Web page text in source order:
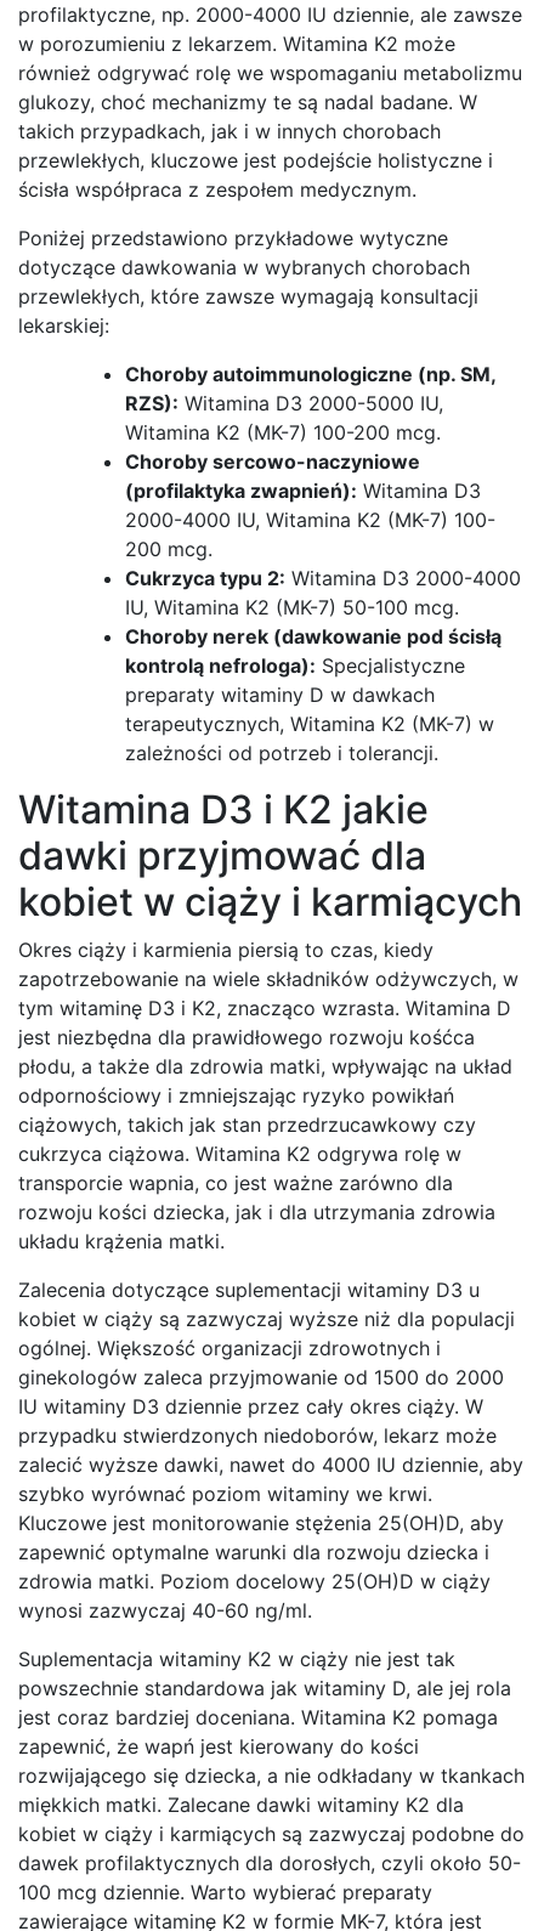
profilaktyczne, np. 2000-4000 IU dziennie, ale zawsze
w porozumieniu z lekarzem. Witamina K2 może
również odgrywać rolę we wspomaganiu metabolizmu
glukozy, choć mechanizmy te są nadal badane. W
takich przypadkach, jak i w innych chorobach
przewlekłych, kluczowe jest podejście holistyczne i
ścisła współpraca z zespołem medycznym.
Poniżej przedstawiono przykładowe wytyczne
dotyczące dawkowania w wybranych chorobach
przewlekłych, które zawsze wymagają konsultacji
lekarskiej:
Choroby autoimmunologiczne (np. SM,
RZS): Witamina D3 2000-5000 IU,
Witamina K2 (MK-7) 100-200 mcg.
Choroby sercowo-naczyniowe
(profilaktyka zwapnień): Witamina D3
2000-4000 IU, Witamina K2 (MK-7) 100-
200 mcg.
Cukrzyca typu 2: Witamina D3 2000-4000
IU, Witamina K2 (MK-7) 50-100 mcg.
Choroby nerek (dawkowanie pod ścisłą
kontrolą nefrologa): Specjalistyczne
preparaty witaminy D w dawkach
terapeutycznych, Witamina K2 (MK-7) w
zależności od potrzeb i tolerancji.
Witamina D3 i K2 jakie
dawki przyjmować dla
kobiet w ciąży i karmiących
Okres ciąży i karmienia piersią to czas, kiedy
zapotrzebowanie na wiele składników odżywczych, w
tym witaminę D3 i K2, znacząco wzrasta. Witamina D
jest niezbędna dla prawidłowego rozwoju kośćca
płodu, a także dla zdrowia matki, wpływając na układ
odpornościowy i zmniejszając ryzyko powikłań
ciążowych, takich jak stan przedrzucawkowy czy
cukrzyca ciążowa. Witamina K2 odgrywa rolę w
transporcie wapnia, co jest ważne zarówno dla
rozwoju kości dziecka, jak i dla utrzymania zdrowia
układu krążenia matki.
Zalecenia dotyczące suplementacji witaminy D3 u
kobiet w ciąży są zazwyczaj wyższe niż dla populacji
ogólnej. Większość organizacji zdrowotnych i
ginekologów zaleca przyjmowanie od 1500 do 2000
IU witaminy D3 dziennie przez cały okres ciąży. W
przypadku stwierdzonych niedoborów, lekarz może
zalecić wyższe dawki, nawet do 4000 IU dziennie, aby
szybko wyrównać poziom witaminy we krwi.
Kluczowe jest monitorowanie stężenia 25(OH)D, aby
zapewnić optymalne warunki dla rozwoju dziecka i
zdrowia matki. Poziom docelowy 25(OH)D w ciąży
wynosi zazwyczaj 40-60 ng/ml.
Suplementacja witaminy K2 w ciąży nie jest tak
powszechnie standardowa jak witaminy D, ale jej rola
jest coraz bardziej doceniana. Witamina K2 pomaga
zapewnić, że wapń jest kierowany do kości
rozwijającego się dziecka, a nie odkładany w tkankach
miękkich matki. Zalecane dawki witaminy K2 dla
kobiet w ciąży i karmiących są zazwyczaj podobne do
dawek profilaktycznych dla dorosłych, czyli około 50-
100 mcg dziennie. Warto wybierać preparaty
zawierające witaminę K2 w formie MK-7, która jest